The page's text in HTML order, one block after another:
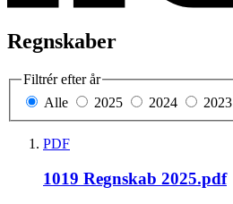
Regnskaber
Filtrér efter år
Alle
2025 2024 2023
PDF
1019 Regnskab 2025.pdf